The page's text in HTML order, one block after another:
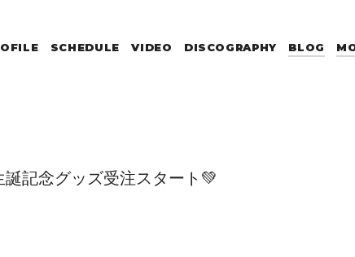
SCHEDULE VIDEO DISCOGRAPHY BLOG
誕記念グッズ受注スタート💚